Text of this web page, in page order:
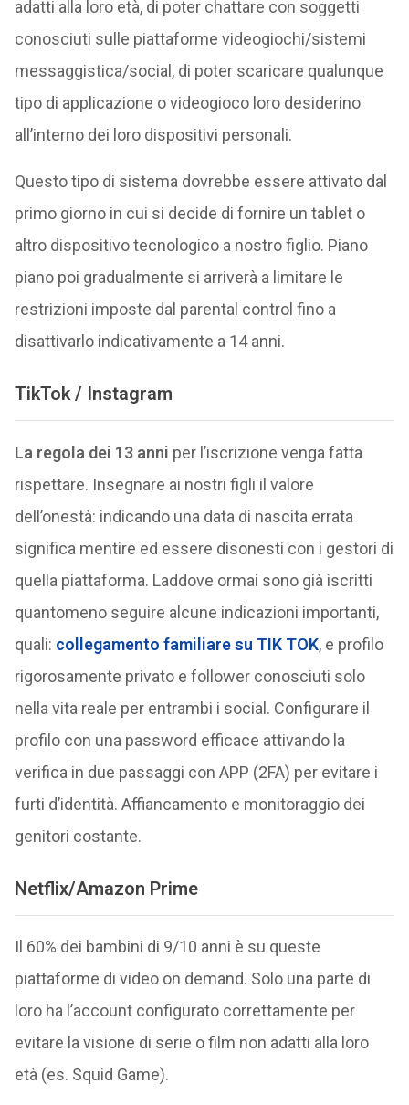
adatti alla loro età, di poter chattare con soggetti
conosciuti sulle piattaforme videogiochi/sistemi
messaggistica/social, di poter scaricare qualunque
tipo di applicazione o videogioco loro desiderino
all’interno dei loro dispositivi personali.
Questo tipo di sistema dovrebbe essere attivato dal
primo giorno in cui si decide di fornire un tablet o
altro dispositivo tecnologico a nostro figlio. Piano
piano poi gradualmente si arriverà a limitare le
restrizioni imposte dal parental control fino a
disattivarlo indicativamente a 14 anni.
TikTok / Instagram
La regola dei 13 anni per l’iscrizione venga fatta
rispettare. Insegnare ai nostri figli il valore
dell’onestà: indicando una data di nascita errata
significa mentire ed essere disonesti con i gestori di
quella piattaforma. Laddove ormai sono già iscritti
quantomeno seguire alcune indicazioni importanti,
quali: collegamento familiare su TIK TOK, e profilo
rigorosamente privato e follower conosciuti solo
nella vita reale per entrambi i social. Configurare il
profilo con una password efficace attivando la
verifica in due passaggi con APP (2FA) per evitare i
furti d’identità. Affiancamento e monitoraggio dei
genitori costante.
Netflix/Amazon Prime
Il 60% dei bambini di 9/10 anni è su queste
piattaforme di video on demand. Solo una parte di
loro ha l’account configurato correttamente per
evitare la visione di serie o film non adatti alla loro
età (es. Squid Game).